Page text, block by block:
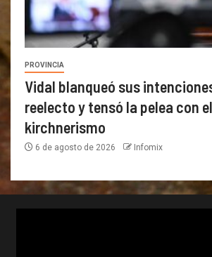
PROVINCIA
Vidal blanqueó sus
reelecto y tensó la pelea con el
kirchnerismo
6 de agosto de 2026 Infomix